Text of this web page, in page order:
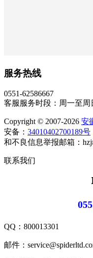
服务热线
0551-62586667
客服服务时段：周一至周
Copyright © 2007-2026 安
安备： 34010402700189号
和不良信息举报邮箱：
联系我们
QQ： 800013301
邮件：